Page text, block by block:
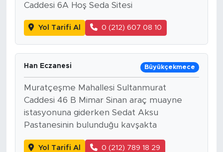
Caddesi 6A Hoş Seda Sitesi
Yol Tarifi Al 0 (212) 607 08 10
Han Eczanesi Büyükçekmece
Muratçeşme Mahallesi Sultanmurat
Caddesi 46 B Mimar Sinan araç muayne
istasyonuna giderken Sedat Aksu
Pastanesinin bulunduğu kavşakta
Yol Tarifi Al 0 (212) 789 18 29